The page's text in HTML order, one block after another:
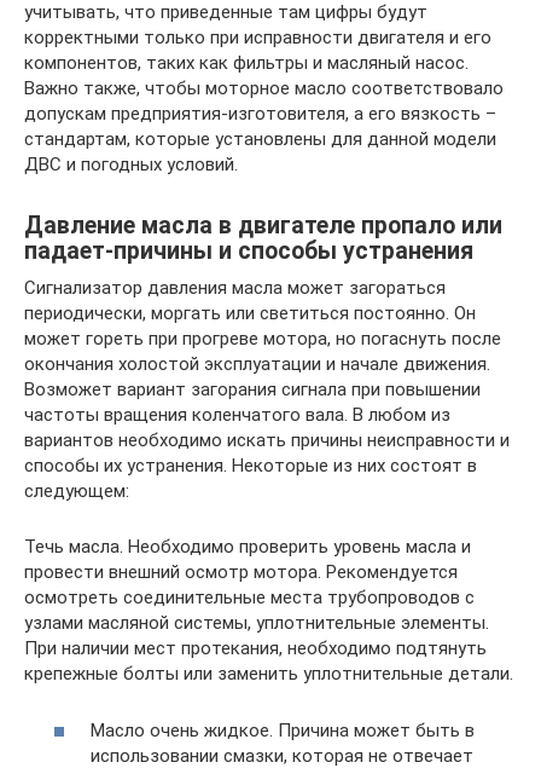
учитывать, что приведенные там цифры будут
корректными только при исправности двигателя и его
компонентов, таких как фильтры и масляный насос.
Важно также, чтобы моторное масло соответствовало
допускам предприятия-изготовителя, а его вязкость –
стандартам, которые установлены для данной модели
ДВС и погодных условий.
Давление масла в двигателе пропало или
падает-причины и способы устранения
Сигнализатор давления масла может загораться
периодически, моргать или светиться постоянно. Он
может гореть при прогреве мотора, но погаснуть после
окончания холостой эксплуатации и начале движения.
Возможет вариант загорания сигнала при повышении
частоты вращения коленчатого вала. В любом из
вариантов необходимо искать причины неисправности и
способы их устранения. Некоторые из них состоят в
следующем:
Течь масла. Необходимо проверить уровень масла и
провести внешний осмотр мотора. Рекомендуется
осмотреть соединительные места трубопроводов с
узлами масляной системы, уплотнительные элементы.
При наличии мест протекания, необходимо подтянуть
крепежные болты или заменить уплотнительные детали.
Масло очень жидкое. Причина может быть в
использовании смазки, которая не отвечает